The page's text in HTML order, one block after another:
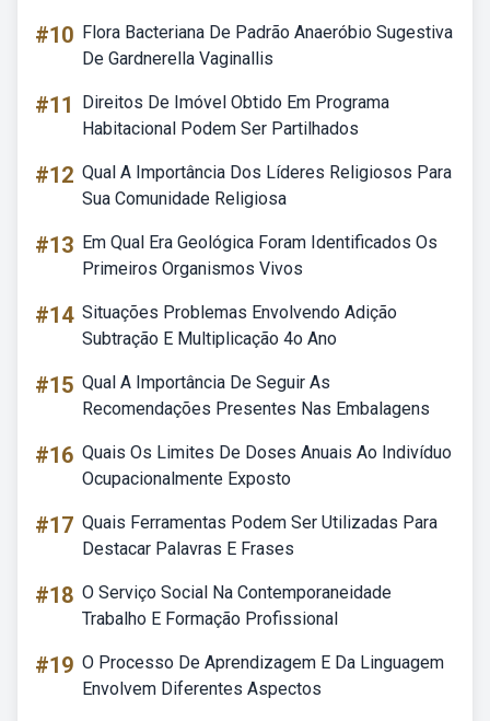
#10 Flora Bacteriana De Padrão Anaeróbio Sugestiva
De Gardnerella Vaginallis
#11
Direitos De Imóvel Obtido Em Programa
Habitacional Podem Ser Partilhados
#12 Qual A Importância Dos Líderes Religiosos Para
Sua Comunidade Religiosa
#13 Em Qual Era Geológica Foram Identificados Os
Primeiros Organismos Vivos
#14 Situações Problemas Envolvendo Adição
Subtração E Multiplicação 4o Ano
#15 Qual A Importância De Seguir As
Recomendações Presentes Nas Embalagens
#16 Quais Os Limites De Doses Anuais Ao Indivíduo
Ocupacionalmente Exposto
#17 Quais Ferramentas Podem Ser Utilizadas Para
Destacar Palavras E Frases
#18 O Serviço Social Na Contemporaneidade
Trabalho E Formação Profissional
#19 O Processo De Aprendizagem E Da Linguagem
Envolvem Diferentes Aspectos